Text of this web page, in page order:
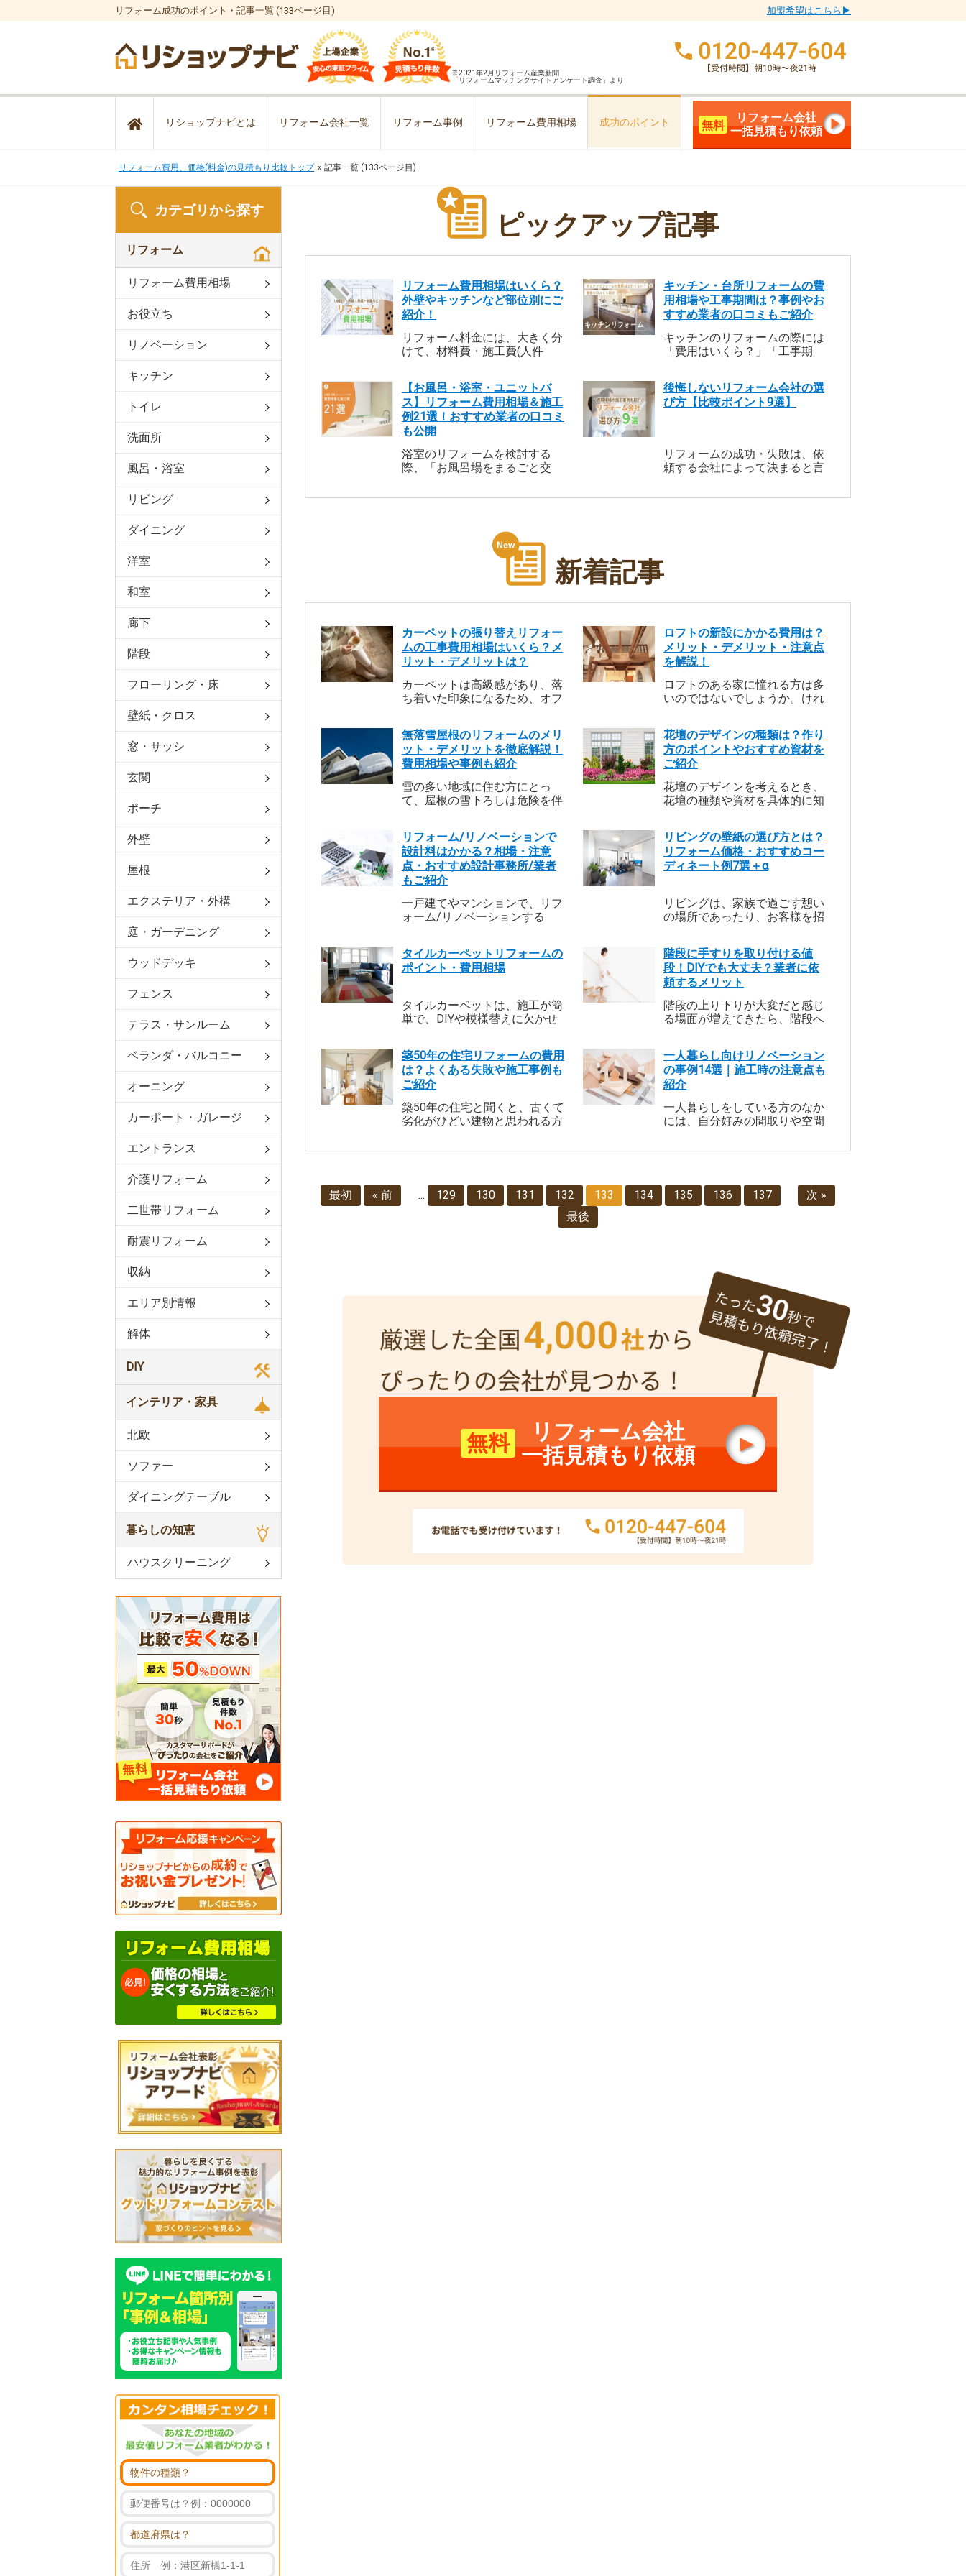
リフォーム成功のポイント・記事一覧 (133ページ目) 加盟希望はこちら▶
※2021年2月リフォーム産業新聞
「リフォームマッチングサイトアンケート調査」より
リショップナビとは リフォーム会社一覧 リフォーム事例 リフォーム費用相場 成功のポイント 無料
リフォーム会社
一括見積もり依頼
リフォーム費用、価格(料金)の見積もり比較トップ » 記事一覧 (133ページ目)
カテゴリから探す
リフォーム
リフォーム費用相場
お役立ち
リノベーション
キッチン
トイレ
洗面所
風呂・浴室
リビング
ダイニング
洋室
和室
廊下
階段
フローリング・床
壁紙・クロス
窓・サッシ
玄関
ポーチ
外壁
屋根
エクステリア・外構
庭・ガーデニング
ウッドデッキ
フェンス
テラス・サンルーム
ベランダ・バルコニー
オーニング
カーポート・ガレージ
エントランス
介護リフォーム
二世帯リフォーム
耐震リフォーム
収納
エリア別情報
解体
DIY
インテリア・家具
北欧
ソファー
ダイニングテーブル
暮らしの知恵
ハウスクリーニング
ピックアップ記事
リフォーム費用相場はいくら？
外壁やキッチンなど部位別にご
紹介！
リフォーム料金には、大きく分
けて、材料費・施工費(人件
す。ほかにも、リフォーム期間
中の住まいや引越し費用などが
掛かるケースがあるため、予算
には余裕を持ちましょう。 本記
事では、部位ごとのリフォーム
費用相場や施工事例、費用を抑
える方法やリフォーム会社の探
し方について詳しく解説してい
ナビ』のお客様の口コミによ
紹介していますので、ぜひ参考
にしてください。
キッチン・台所リフォームの費
用相場や工事期間は？事例やお
すすめ業者の口コミもご紹介
キッチンのリフォームの際には
「費用はいくら？」「工事期
不安があるものですよね。また
「築何年位でリフォームする家
が多いの？」という疑問がある
プナビ』でご紹介しているリフ
ォーム会社の施工事例を元に、
キッチンリフォームの価格、工
す。他にも金額別の事例やおす
【お風呂・浴室・ユニットバ
ス】リフォーム費用相場＆施工
例21選！おすすめ業者の口コミ
も公開
浴室のリフォームを検討する
際、「お風呂場をまるごと交
では？」「工事日数はどれ
いでしょうか。 本記事では『リ
ショップナビ』の施工事例を元
に、一戸建て・マンションにお
けるバスルームのリフォーム価
格についてご紹介します。 在来
浴室のリフォームやTOTOなど
に交換した実例、おすすめ業者
の口コミなど幅広く掲載してい
るので、チェックしてみてくだ
後悔しないリフォーム会社の選
び方【比較ポイント9選】
リフォームの成功・失敗は、依
頼する会社によって決まると言
かし、本当に信頼できる業者を
きた『リショップナビ』が、業
点を解説します。
新着記事
カーペットの張り替えリフォー
ムの工事費用相場はいくら？メ
リット・デメリットは？
カーペットは高級感があり、落
ち着いた印象になるため、オフ
ています。ホテルのロビーなど
にもよく使われていますよね。
デザインや素材のバリエーショ
ンも豊富ですが、最近では機能
性も高いものが増え、難燃性の
あるものから耐水や撥水効果の
あるものなど、その種類は多岐
ペットの特徴や、張り替え費用
について、チェックしてみまし
ょう。
ロフトの新設にかかる費用は？
メリット・デメリット・注意点
を解説！
ロフトのある家に憧れる方は多
いのではないでしょうか。けれ
全然使わない、などという話を
聞くと、ためらってしまいます
よね。ロフトならではのメリッ
トとデメリット、そしてリフォ
ームでロフトをつくる際の注意
点について解説します。
無落雪屋根のリフォームのメリ
ット・デメリットを徹底解説！
費用相場や事例も紹介
雪の多い地域に住む方にとっ
て、屋根の雪下ろしは危険を伴
ね。そんな悩みを大幅に解消し
てくれるのが、屋根の上で雪を
処理できる「無落雪(むらくせ
つ)屋根」。積雪地帯で浸透しつ
つある屋根ですが、大きなメリ
ットがある反面、メンテナンス
を怠ると雨漏りが発生したり、
ケースもあるので要注意。今回
は、「無落雪屋根」の特徴や注
意点などについてご紹介しま
場や施工事例も解説するので、
参考にしてみてくださいね。
花壇のデザインの種類は？作り
方のポイントやおすすめ資材を
ご紹介
花壇のデザインを考えるとき、
花壇の種類や資材を具体的に知
グスペースを実現しやすくなり
ます。今回は、花壇のデザイン
の種類と作り方のコツ、花壇の
主な資材についてご紹介しま
リフォーム/リノベーションで
設計料はかかる？相場・注意
点・おすすめ設計事務所/業者
もご紹介
一戸建てやマンションで、リフ
ォーム/リノベーションする
図です。ただ、この設計図に対
して「工事の契約をしなくて
がある」ことをご存じでしょう
か？設計料の相場はいくらくら
いなのか、また設計事務所とリ
るほうがよいのかといった疑問
について、一つ一つ解説いたし
ます。また、おすすめの事務
所・会社もご紹介しますので、
ぜひ参考にしてくださいね。
リビングの壁紙の選び方とは？
リフォーム価格・おすすめコー
ディネート例7選＋α
リビングは、家族で過ごす憩い
の場所であったり、お客様を招
所。いつも快適できれいな空間
にしておきたいから、壁紙クロ
スも他の部屋以上に慎重に選び
たいものです。今回は、リビン
グの壁紙のリフォーム料金相場
や、色・機能の選び方、おすす
めのコーディネートの仕方につ
タイルカーペットリフォームの
ポイント・費用相場
タイルカーペットは、施工が簡
単で、DIYや模様替えに欠かせ
や子供部屋、収納部屋など様々
な場所に利用することができま
す。そんなタイルカーペットの
特徴を理解して、上手に生活に
取り入れましょう。今回は、タ
イルカーペットのメリット・デ
メリットについてご紹介しま
階段に手すりを取り付ける値
段！DIYでも大丈夫？業者に依
頼するメリット
階段の上り下りが大変だと感じ
る場面が増えてきたら、階段へ
めです。階段での落下や転倒に
よって高齢の方がケガをすれ
ば、そのまま寝たきりになるリ
スクもあります。今回は、階段
に手すりを取り付けるメリット
や手すりの種類、取り付け費用
に加え、DIYをするときの注意
護保険などの助成制度について
築50年の住宅リフォームの費用
は？よくある失敗や施工事例も
ご紹介
築50年の住宅と聞くと、古くて
劣化がひどい建物と思われる方
ォームしても費用がかかるだけ
しゃるかもしれません。しか
し、築50年の住宅でもいくつか
宅の築年数が古く、きれいにリ
はぜひチェックしてみてくださ
い。
一人暮らし向けリノベーション
の事例14選｜施工時の注意点も
紹介
一人暮らしをしている方のなか
には、自分好みの間取りや空間
物件を購入しリノベーションを
ベーション事例と併せて、リノ
ベーションをする時の注意点も
最初 « 前 ... 129 130 131 132 133 134 135 136 137
次 »
最後
無料
リフォーム会社
一括見積もり依頼